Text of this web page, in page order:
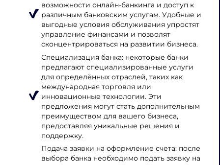
возможности онлайн-банкинга и доступ к
различным банковским услугам. Удобные и
выгодные условия обслуживания упростят
управление финансами и позволят
сконцентрироваться на развитии бизнеса.
Специализация банка: некоторые банки
предлагают специализированные услуги
для определённых отраслей, таких как
международная торговля или
инновационные технологии. Эти
предложения могут стать дополнительным
преимуществом для вашего бизнеса,
предоставляя уникальные решения и
поддержку.
Подача заявки на оформление счета: после
выбора банка необходимо подать заявку на